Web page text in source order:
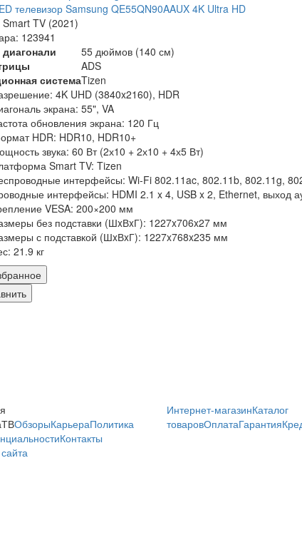
телевизор Samsung QE55QN90AAUX 4K Ultra HD
Smart TV (2021)
123941
55 дюймов (140 см)
ADS
системаTizen
4K UHD (3840x2160), HDR
экрана: 55", VA
обновления экрана: 120 Гц
HDR: HDR10, HDR10+
звука: 60 Вт (2х10 + 2х10 + 4х5 Вт)
Smart TV: Tizen
интерфейсы: Wi-Fi 802.11ac, 802.11b, 802.11g,
интерфейсы: HDMI 2.1 x 4, USB x 2, Ethernet, выход
VESA: 200×200 мм
без подставки (ШxВxГ): 1227x706x27 мм
с подставкой (ШxВxГ): 1227x768x235 мм
21.9 кг
ОбзорыКарьераПолитика
Контакты
Интернет-магазинКаталог
товаровОплатаГарантия